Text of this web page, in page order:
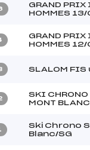
GRAND
HOMMES
GRAND
HOMMES
SLALOM FIS
SKI CHRONO
MONT BLANC
Ski Chrono
Blanc/SG